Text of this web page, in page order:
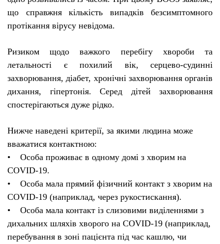
що справжня кількість випадків безсимптомного
протікання вірусу невідома.
Ризиком щодо важкого перебігу хвороби та
летальності є похилий вік, серцево-судинні
захворювання, діабет, хронічні захворювання органів
дихання, гіпертонія. Серед дітей захворювання
спостерігаються дуже рідко.
Нижче наведені критерії, за якими людина може
вважатися контактною:
• Особа проживає в одному домі з хворим на
COVID-19.
• Особа мала прямий фізичний контакт з хворим на
COVID-19 (наприклад, через рукостискання).
• Особа мала контакт із слизовими виділеннями з
дихальних шляхів хворого на COVID-19 (наприклад,
перебування в зоні пацієнта під час кашлю, чи